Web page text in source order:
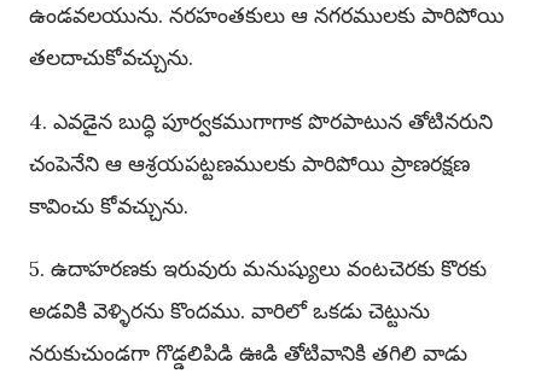
ఉండవలయును. నరహంతకులు ఆ నగరములకు పారిపోయి
తలదాచుకోవచ్చును.
4. ఎవడైన బుద్ధి పూర్వకముగాగాక పొరపాటున తోటినరుని
చంపెనేని ఆ ఆశ్రయపట్టణములకు పారిపోయి ప్రాణరక్షణ
కావించు కోవచ్చును.
5. ఉదాహరణకు ఇరువురు మనుష్యులు వంటచెరకు కొరకు
అడవికి వెళ్ళిరను కొందము. వారిలో ఒకడు చెట్టును
నరుకుచుండగా గొడ్డలిపిడి ఊడి తోటివానికి తగిలి వాడు